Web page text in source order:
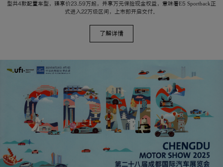
型共4款配置车型，臻享价23.59万起，并享万元保险现金权益，意味着E5 Sportback正
式进入22万级区间，上市即开启交付。
了解详情